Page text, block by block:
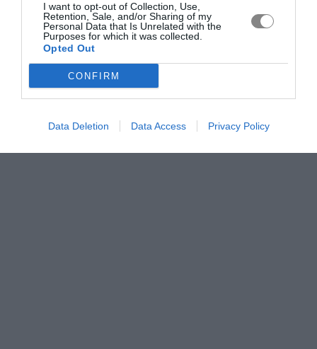
I want to opt-out of Collection, Use,
Retention, Sale, and/or Sharing of my
Personal Data that Is Unrelated with the
Purposes for which it was collected.
Opted Out
CONFIRM
Data Deletion Data Access Privacy Policy